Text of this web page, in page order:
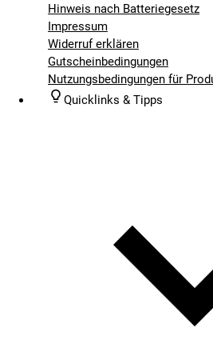
Hinweis nach Batteriegesetz
Impressum
Widerruf erklären
Gutscheinbedingungen
Nutzungsbedingungen für
Quicklinks & Tipps